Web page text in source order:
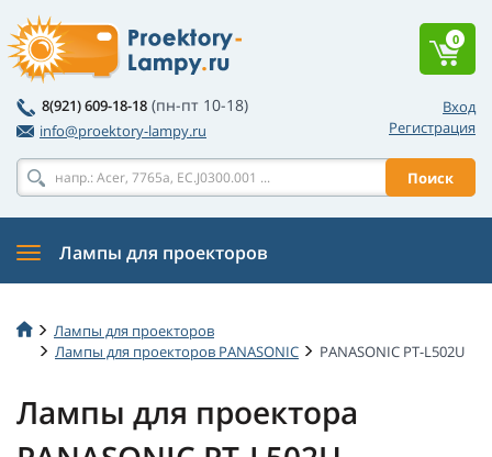
Вход
Регистрация
8(921) 609-18-18 (пн-пт 10-18)
info@proektory-lampy.ru
Поиск
0
Лампы для проекторов
Лампы для проекторов
Лампы для проекторов PANASONIC
PANASONIC PT-L502U
Лампы для проектора